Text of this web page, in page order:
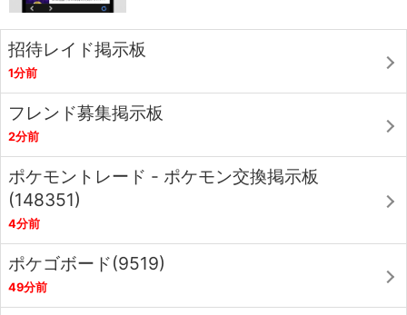
招待レイド掲示板
1分前
フレンド募集掲示板
2分前
ポケモントレード - ポケモン交換掲示板
(148351)
4分前
ポケゴボード(9519)
49分前